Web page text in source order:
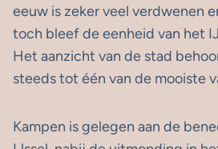
eeuw is zeker veel verdwenen
toch bleef de eenheid van het
Het aanzicht van de stad
steeds tot één van de mooiste
Kampen is gelegen aan de